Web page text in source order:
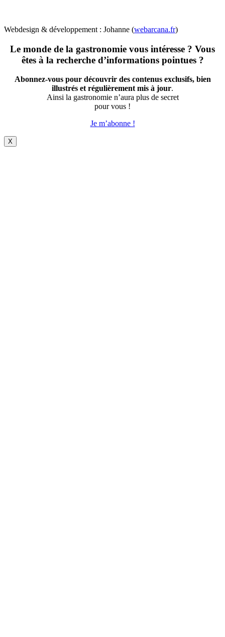
Webdesign & développement : Johanne (webarcana.fr)
Le monde de la gastronomie vous intéresse ? Vous
êtes à la recherche d’informations pointues ?
Abonnez-vous pour découvrir des contenus exclusifs, bien
illustrés et régulièrement mis à jour.
Ainsi la gastronomie n’aura plus de secret
pour vous !
Je m’abonne !
X